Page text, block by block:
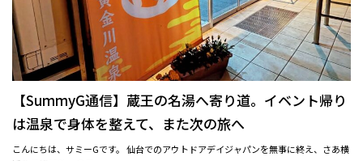
【SummyG通信】蔵王の名湯へ寄り道。イベント帰り
は温泉で身体を整えて、また次の旅へ
こんにちは、サミーGです。 仙台でのアウトドアデイジャパンを無事に終え、さあ横